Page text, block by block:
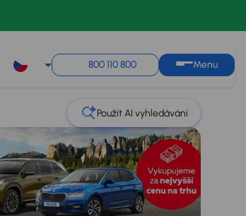
800 110 800 Menu
Použít AI vyhledávání